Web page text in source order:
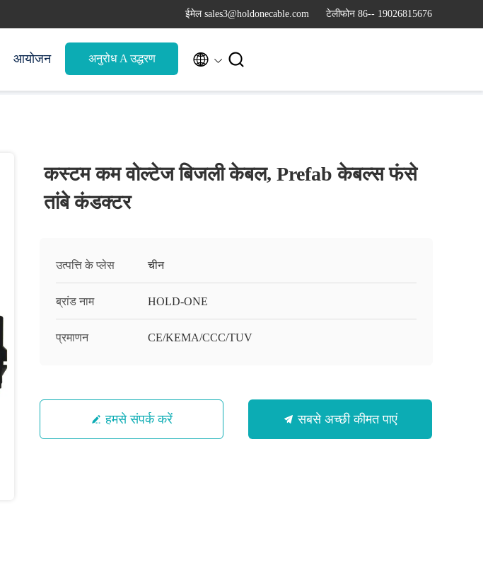
ईमेल sales3@holdonecable.com टेलीफोन 86-- 19026815676
आयोजन अनुरोध A उद्धरण  
कस्टम कम वोल्टेज बिजली केबल, Prefab केबल्स फंसे
तांबे कंडक्टर
उत्पत्ति के प्लेस चीन
ब्रांड नाम HOLD-ONE
प्रमाणन CE/KEMA/CCC/TUV
हमसे संपर्क करें सबसे अच्छी कीमत पाएं